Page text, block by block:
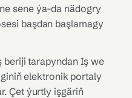
sene ýa-da nädogry
başdan başlamagy
beriji tarapyndan Iş we
elektronik portaly
Çet ýurtly işgäriň